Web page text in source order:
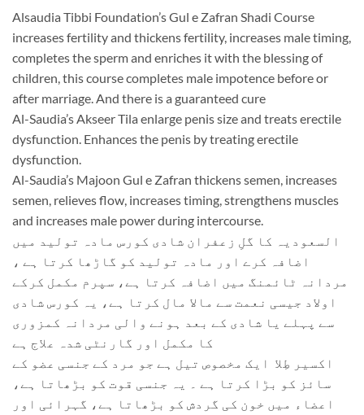
was:
₨ 24,000.
is:
₨ 18,000.
Alsaudia Tibbi Foundation’s Gul e Zafran Shadi Course
increases fertility and thickens fertility, increases male timing,
completes the sperm and enriches it with the blessing of
children, this course completes male impotence before or
after marriage. And there is a guaranteed cure
Al-Saudia’s Akseer Tila enlarge penis size and treats erectile
dysfunction. Enhances the penis by treating erectile
dysfunction.
Al-Saudia’s Majoon Gul e Zafran thickens semen, increases
semen, relieves flow, increases timing, strengthens muscles
and increases male power during intercourse.
السعودیہ کا گلِ زعفران شادی کورس مادہ تولید میں
اضافہ کرے اور مادہ تولید کو گاڑھا کرتا ہے ،
مردانہ ٹائمنگ میں اضافہ کرتا ہے، سپرم مکمل کرکے
اولاد جیسی نعمت سے مالا مال کرتا ہے، یہ کورس شادی
سے پہلے یا شادی کے بعد ہونے والی مردانہ کمزوری
کا مکمل اور گارنٹی شدہ علاج ہے
اکسیر طِلا ایک مخصوص تیل ہے جو مرد کے جنسی عضو کے
سائز کو بڑا کرتا ہے ۔ یہ جنسی قوت کو بڑھاتا ہے،
اعضاء میں خون کی گردش کو بڑھاتا ہے، گہرائی اور